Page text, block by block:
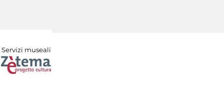
Servizi museali